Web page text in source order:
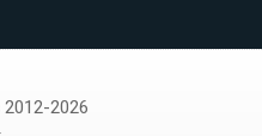
2012-2026